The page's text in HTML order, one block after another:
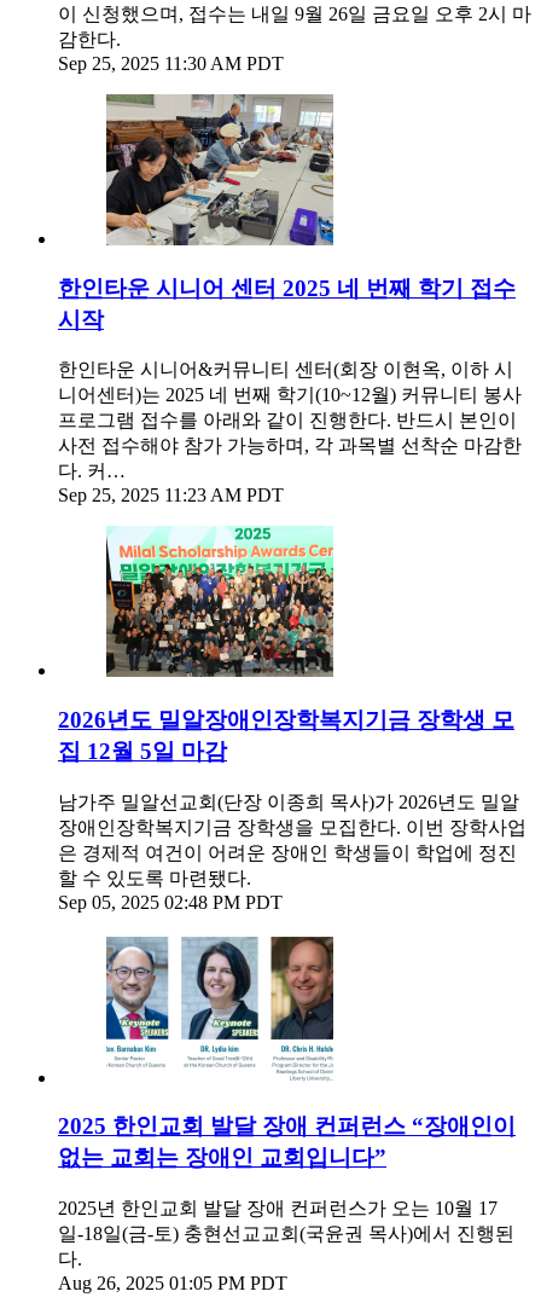
이 신청했으며, 접수는 내일 9월 26일 금요일 오후 2시 마
감한다.
Sep 25, 2025 11:30 AM PDT
한인타운 시니어 센터 2025 네 번째 학기 접수
시작
한인타운 시니어&커뮤니티 센터(회장 이현옥, 이하 시
니어센터)는 2025 네 번째 학기(10~12월) 커뮤니티 봉사
프로그램 접수를 아래와 같이 진행한다. 반드시 본인이
사전 접수해야 참가 가능하며, 각 과목별 선착순 마감한
다. 커…
Sep 25, 2025 11:23 AM PDT
2026년도 밀알장애인장학복지기금 장학생 모
집 12월 5일 마감
남가주 밀알선교회(단장 이종희 목사)가 2026년도 밀알
장애인장학복지기금 장학생을 모집한다. 이번 장학사업
은 경제적 여건이 어려운 장애인 학생들이 학업에 정진
할 수 있도록 마련됐다.
Sep 05, 2025 02:48 PM PDT
2025 한인교회 발달 장애 컨퍼런스 “장애인이
없는 교회는 장애인 교회입니다”
2025년 한인교회 발달 장애 컨퍼런스가 오는 10월 17
일-18일(금-토) 충현선교교회(국윤권 목사)에서 진행된
다.
Aug 26, 2025 01:05 PM PDT